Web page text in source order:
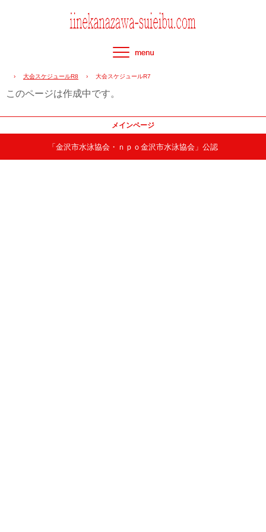
› 大会スケジュールR8 › 大会スケジュールR7
このページは作成中です。
メインページ
「金沢市水泳協会・ｎｐｏ金沢市水泳協会」公認